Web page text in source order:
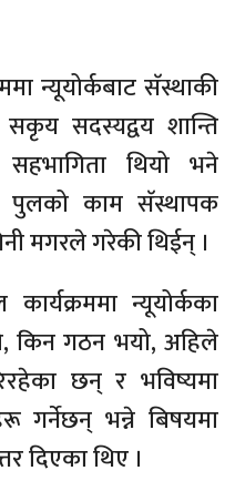
न्यूयोर्कबाट सॅस्थाकी
सकृय सदस्यद्वय शान्ति
थियो भने
पुलको काम सॅस्थापक
मगरले गरेकी थिईन् ।
न्यूयोर्कका
किन गठन भयो, अहिले
छन् र भविष्यमा
गर्नेछन् भन्ने बिषयमा
दिएका थिए ।